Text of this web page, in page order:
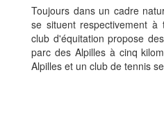
Toujours dans un cadre
se situent respectivement
club d'équitation propose
parc des Alpilles à cinq
Alpilles et un club de tennis